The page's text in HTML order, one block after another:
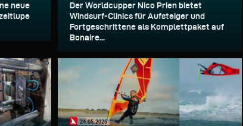
neue
Der Worldcupper Nico Prien bietet
Windsurf-Clinics für Aufsteiger und
Fortgeschrittene als Komplettpaket auf
Bonaire...
24.05.2026